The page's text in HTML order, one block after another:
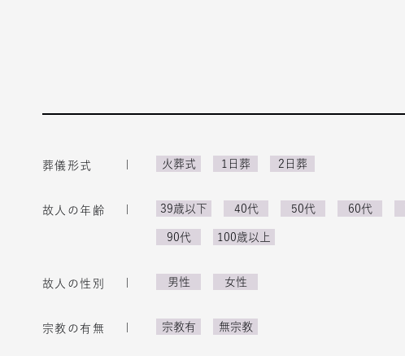
葬儀形式 火葬式 1日葬 2日葬
故人の年齢 39歳以下 40代 50代 60代
90代 100歳以上
故人の性別 男性 女性
宗教の有無 宗教有 無宗教